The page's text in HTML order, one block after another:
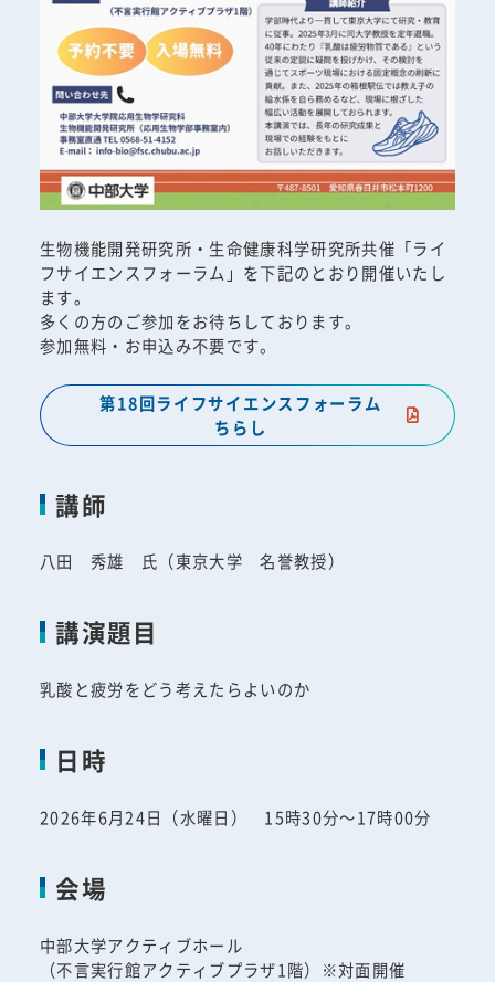
生物機能開発研究所・生命健康科学研究所共催「ライ
フサイエンスフォーラム」を下記のとおり開催いたし
ます。
多くの方のご参加をお待ちしております。
参加無料・お申込み不要です。
第18回ライフサイエンスフォーラム
ちらし
講師
八田 秀雄 氏（東京大学 名誉教授）
講演題目
乳酸と疲労をどう考えたらよいのか
日時
2026年6月24日（水曜日） 15時30分～17時00分
会場
中部大学アクティブホール
（不言実行館アクティブプラザ1階）※対面開催